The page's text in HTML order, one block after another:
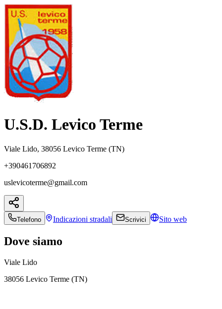
U.S.D. Levico Terme
Viale Lido, 38056 Levico Terme (TN)
+390461706892
uslevicoterme@gmail.com
Telefono Indicazioni stradali Scrivici Sito web
Dove siamo
Viale Lido
38056 Levico Terme (TN)